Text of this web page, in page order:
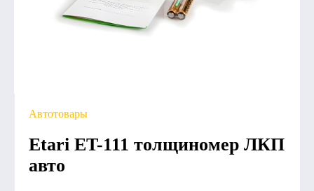
Автотовары
Etari ET-111 толщиномер ЛКП
авто